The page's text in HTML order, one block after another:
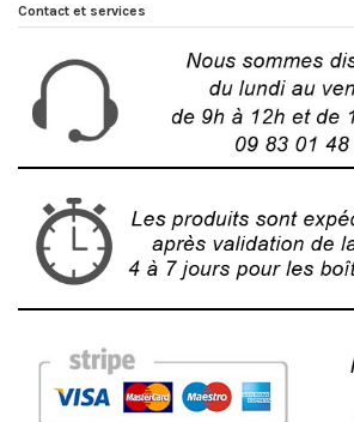
Contact et services